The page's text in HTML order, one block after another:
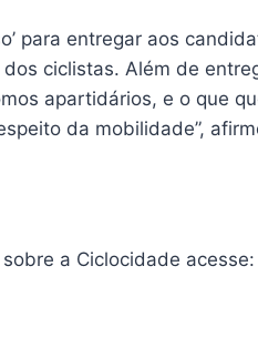
para entregar aos
ciclistas. Além de
apartidários, e o que
da mobilidade”,
a Ciclocidade acesse: